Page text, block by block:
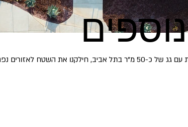
נוספים
בדירה אקלקטית עם גג של כ-50 מ"ר בתל אביב, חילקנו את השטח לאזורים